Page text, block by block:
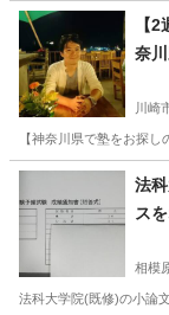
【
奈
川崎
【神奈川県で塾をお探
神奈川 川崎市 法
ス
相模
法科大学院(既修)の小論